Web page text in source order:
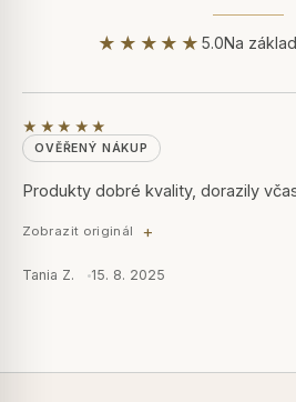
★★★★★5.0Na
★★★★★
OVĚŘENÝ NÁKUP
Produkty dobré kvality, dorazily
Zobrazit originál
Tania Z. 15. 8. 2025